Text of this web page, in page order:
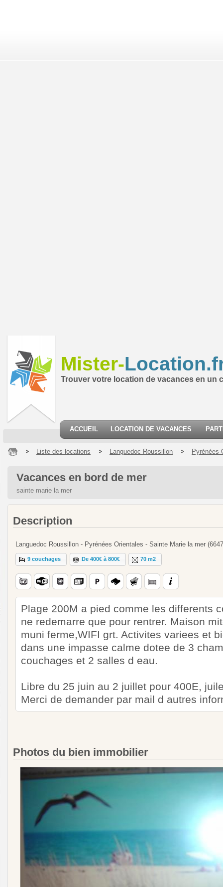
Mister-
Trouver votre location de vacances en un
ACCUEIL LOCATION DE VACANCES
Liste des locations Languedoc Roussillon Pyrénées
Vacances en bord de mer
sainte marie la mer
Description
Languedoc Roussillon - Pyrénées Orientales - Sainte Marie la mer
9 couchages De 400€ à 800€ 70 m2
Plage 200M a pied comme les differents
ne redemarre que pour rentrer. Maison
muni ferme,WIFI grt. Activites variees et
dans une impasse calme dotee de 3
couchages et 2 salles d eau.
Libre du 25 juin au 2 juillet pour 400E,
Merci de demander par mail d autres
Photos du bien immobilier